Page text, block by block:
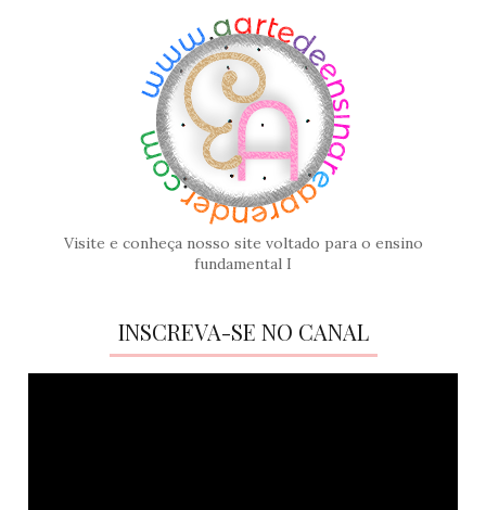
Visite e conheça nosso site voltado para o ensino
fundamental I
INSCREVA-SE NO CANAL